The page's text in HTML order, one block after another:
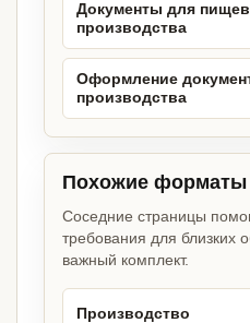
Документы для
производства
Оформление
производства
Похожие форматы
Соседние страницы
требования для близких
важный комплект.
Производство